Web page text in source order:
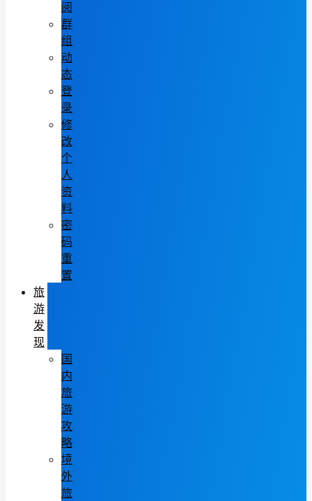
阅
群
组
动
态
登
录
修
改
个
人
资
料
密
码
重
置
旅
游
发
现
国
内
旅
游
攻
略
境
外
旅